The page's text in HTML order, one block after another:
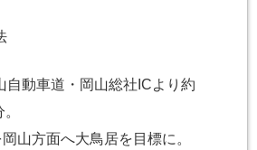
自動車道・岡山総社ICより約
山方面へ大鳥居を目標に。